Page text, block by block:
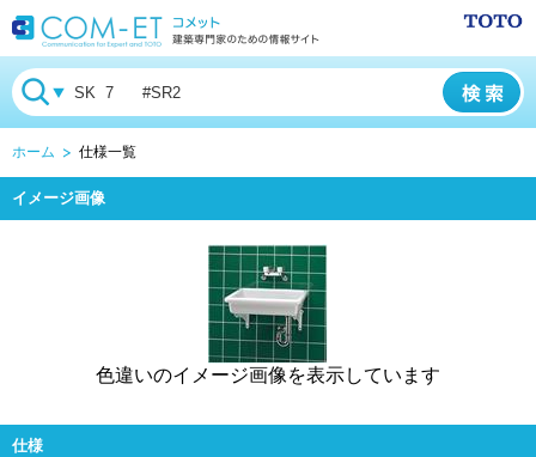
ホーム 仕様一覧
イメージ画像
色違いのイメージ画像を表示しています
仕様